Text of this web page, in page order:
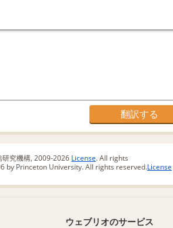
研究機構, 2009-2026 License. All rights
by Princeton University. All rights reserved.License
ウェブリオのサービス